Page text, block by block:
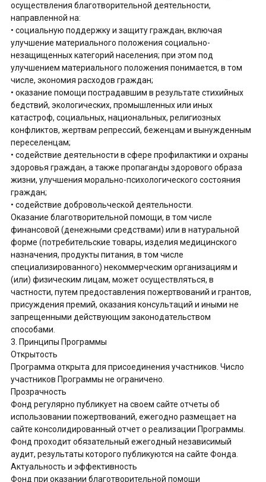
осуществления благотворительной деятельности,
направленной на:
• социальную поддержку и защиту граждан, включая
улучшение материального положения социально-
незащищенных категорий населения; при этом под
улучшением материального положения понимается, в том
числе, экономия расходов граждан;
• оказание помощи пострадавшим в результате стихийных
бедствий, экологических, промышленных или иных
катастроф, социальных, национальных, религиозных
конфликтов, жертвам репрессий, беженцам и вынужденным
переселенцам;
• содействие деятельности в сфере профилактики и охраны
здоровья граждан, а также пропаганды здорового образа
жизни, улучшения морально-психологического состояния
граждан;
• содействие добровольческой деятельности.
Оказание благотворительной помощи, в том числе
финансовой (денежными средствами) или в натуральной
форме (потребительские товары, изделия медицинского
назначения, продукты питания, в том числе
специализированного) некоммерческим организациям и
(или) физическим лицам, может осуществляться, в
частности, путем предоставления пожертвований и грантов,
присуждения премий, оказания консультаций и иными не
запрещенными действующим законодательством
способами.
3. Принципы Программы
Открытость
Программа открыта для присоединения участников. Число
участников Программы не ограничено.
Прозрачность
Фонд регулярно публикует на своем сайте отчеты об
использовании пожертвований, ежегодно размещает на
сайте консолидированный отчет о реализации Программы.
Фонд проходит обязательный ежегодный независимый
аудит, результаты которого публикуются на сайте Фонда.
Актуальность и эффективность
Фонд при оказании благотворительной помощи